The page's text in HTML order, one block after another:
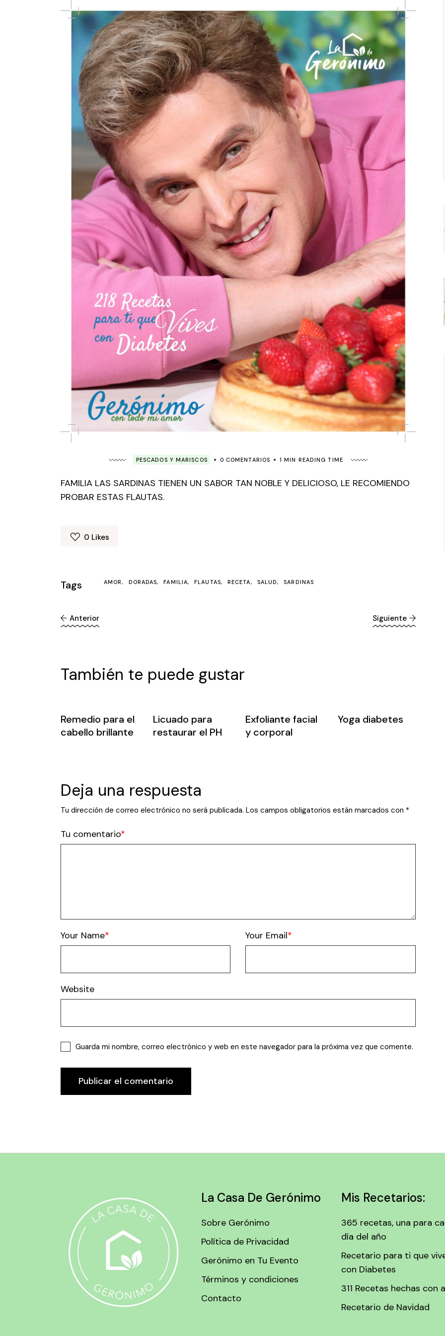
PESCADOS Y MARISCOS 0 COMENTARIOS 1 MIN READING TIME
FAMILIA LAS SARDINAS TIENEN UN SABOR TAN NOBLE Y DELICIOSO, LE RECOMIENDO
PROBAR ESTAS FLAUTAS.
0 Likes
Tags AMOR DORADAS FAMILIA FLAUTAS RECETA SALUD SARDINAS
Anterior Siguiente
También te puede gustar
Remedio para el
cabello brillante
Licuado para
restaurar el PH
Exfoliante facial
y corporal
Yoga diabetes
Deja una respuesta
Tu dirección de correo electrónico no será publicada. Los campos obligatorios están marcados con *
Tu comentario
Your Name Your Email
Website
Guarda mi nombre, correo electrónico y web en este navegador para la próxima vez que comente.
Publicar el comentario
La Casa De Gerónimo
Sobre Gerónimo
Política de Privacidad
Gerónimo en Tu Evento
Términos y condiciones
Contacto
Mis Recetarios:
365 recetas, una para
día del año
Recetario para ti que
con Diabetes
311 Recetas hechas con
Recetario de Navidad